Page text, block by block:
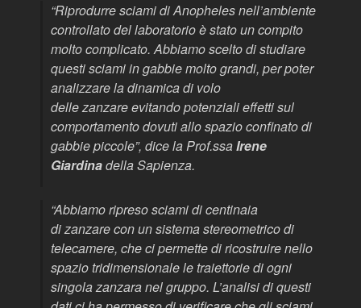
“Riprodurre sciami diAnophelesnell’ambiente
controllato del laboratorio è stato un compito
molto complicato. Abbiamo scelto di studiare
questi sciami in gabbie molto grandi, per poter
analizzare la dinamica di volo
dellezanzareevitando potenziali effetti sul
comportamento dovuti allo spazio confinato di
gabbie piccole”, dice la Prof.ssaIrene
Giardinadella Sapienza.
“Abbiamo ripreso sciami di centinaia
dizanzarecon un sistema stereometrico di
telecamere, che ci permette di ricostruire nello
spazio tridimensionale le traiettorie di ogni
singolazanzaranel gruppo. L’analisi di questi